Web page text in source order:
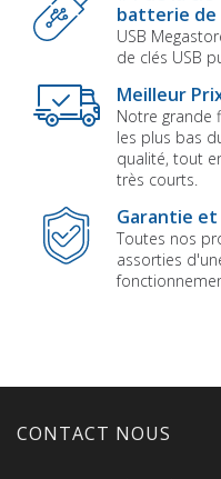
batterie de
USB
de clés USB
Meilleur
Notre grande
les plus bas
qualité, tout
très courts.
Garantie
Toutes nos
assorties
CONTACT NOUS